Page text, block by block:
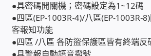
數位廣告看板播放器
電腦 工具 軟體 手冊
●具密碼開關機；密碼設定為1~12碼
●四區(EP-1003R-4)/八區(EP-1003R-
客報知功能
●四區 /八區 各防盜保護區皆有終端反
●具警報自動語音撥號